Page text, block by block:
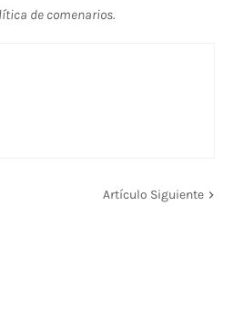
de comenarios.
Artículo Siguiente